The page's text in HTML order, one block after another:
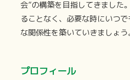
会”の構築を目指してきました
ることなく、必要な時にいつ
な関係性を築いていきましょう
プロフィール